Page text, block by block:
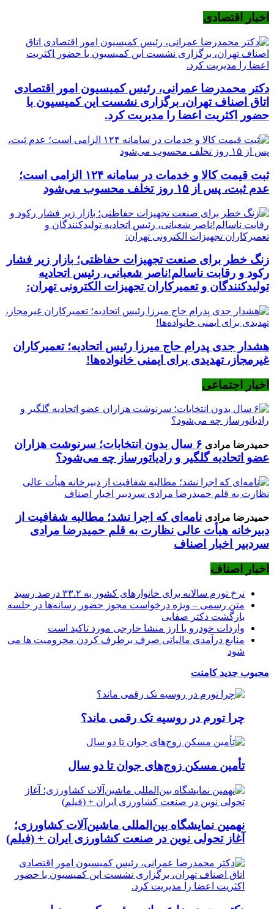
اخبار اقتصادی
دکتر محمدرضا عمرانی، رئیس کمیسیون امور اقتصادی
اتاق اصناف تهران، برگزاری نشست این کمیسیون با
حضور اکثریت اعضا را مدیریت کرد.
ثبت قیمت کالا و خدمات در سامانه ۱۲۴ الزامی است؛
عدم ثبت، پس از ۱۵ روز تخلف محسوب می‌شود
زنگ خطر برای صنعت تجهیزات حفاظتی؛ بازار زیر فشار
رکود و رقابت ناسالم!ناصر شعبانی، رئیس اتحادیه
تولیدکنندگان و تعمیرکاران تجهیزات الکترونی تهران:
هشدار جدی پدرام حاج میرزا رئیس اتحادیه؛ تعمیرکاران
غیرمجاز، تهدیدی برای ایمنی خانواده‌ها!
اخبار اجتماعی
حمیدرضا مرادی
۶ سال بدون انتخابات؛ سرنوشت هزاران
عضو اتحادیه گلگیر و رادیاتورساز چه می‌شود؟
حمیدرضا مرادی نامه‌ای که اجرا نشد؛ مطالبه شفافیت از
دبیرخانه هیأت عالی نظارت به قلم حمیدرضا مرادی
سردبیر اخبار اصناف
اخبار اصناف
نرخ تورم سالانه برای خانوارهای کشور به ۳۳.۲ درصد رسید
متن رسمی – ویژه درخواست مجوز حضور رسانه‌ها در جلسه
بازگشت دکتر صفایی
واردات خودرو با ارز منشا خارجی مورد تاکید است
منابع درآمدی مالیاتی صرف برطرف کردن محرومیت ها می
شود
محبوب جدیدکامنت
چرا تورم در روسیه تک رقمی ماند؟
تأمین مسکن زوج‌های جوان تا دو سال
نهمین نمایشگاه بین‌المللی ماشین‌آلات کشاورزی؛
آغاز تحولی نوین در صنعت کشاورزی ایران + (فیلم)